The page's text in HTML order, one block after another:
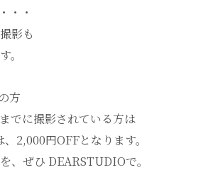
・・
影も
。
方
でに撮影されている方は
2,000円OFFとなります。
、ぜひ DEARSTUDIOで。